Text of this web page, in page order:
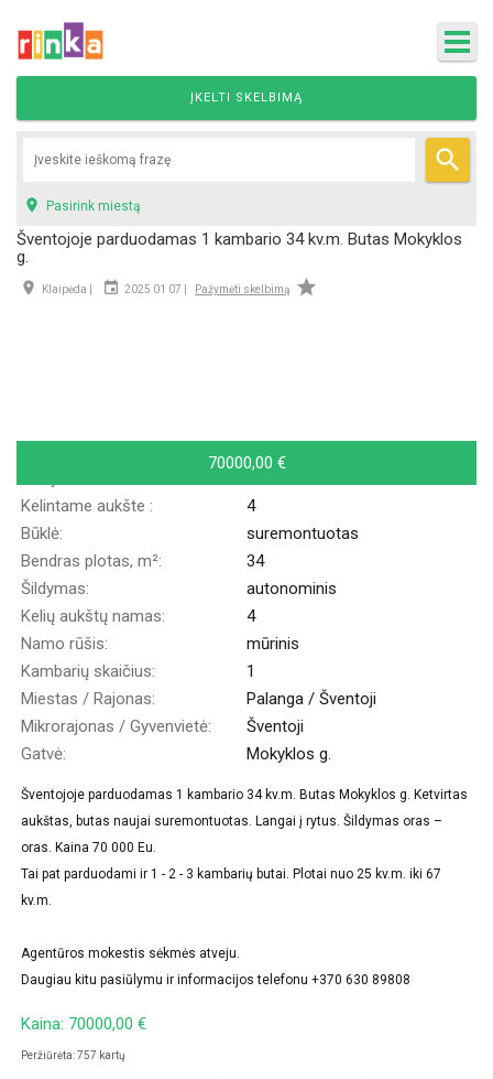
ĮKELTI SKELBIMĄ

 Pasirink miestą
Šventojoje parduodamas 1 kambario 34 kv.m. Butas Mokyklos
g.
 Klaipėda | 2025 01 07 | Pažymėti skelbimą 
70000,00 €
Kelintame aukšte :
4
Būklė:
suremontuotas
Bendras plotas, m²:
34
Šildymas:
autonominis
Kelių aukštų namas:
4
Namo rūšis:
mūrinis
Kambarių skaičius:
1
Miestas / Rajonas:
Palanga / Šventoji
Mikrorajonas / Gyvenvietė:
Šventoji
Gatvė:
Mokyklos g.
Šventojoje parduodamas 1 kambario 34 kv.m. Butas Mokyklos g. Ketvirtas
aukštas, butas naujai suremontuotas. Langai į rytus. Šildymas oras –
oras. Kaina 70 000 Eu.
Tai pat parduodami ir 1 - 2 - 3 kambarių butai. Plotai nuo 25 kv.m. iki 67
kv.m.
Agentūros mokestis sėkmės atveju.
Daugiau kitu pasiūlymu ir informacijos telefonu +370 630 89808
Kaina: 70000,00 €
Peržiūrėta: 757 kartų